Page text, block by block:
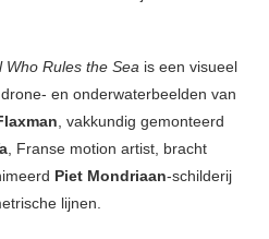
Who Rules the Sea is een visueel
en onderwaterbeelden van
, vakkundig gemonteerd
, Franse motion artist, bracht
Piet Mondriaan-schilderij
lijnen.